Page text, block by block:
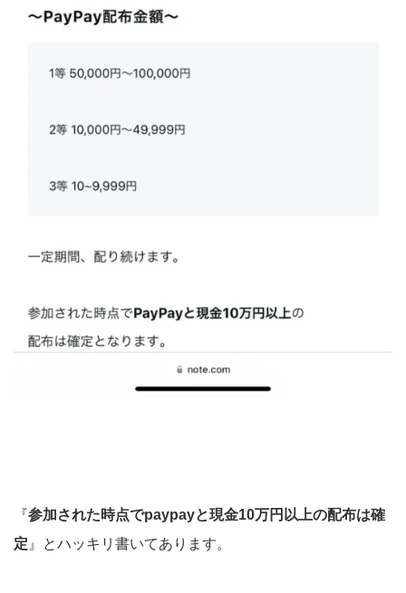
『参加された時点でpaypayと現金10万円以上の配布は確
定 』とハッキリ書いてあります。